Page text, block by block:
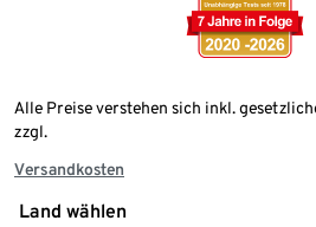
Alle Preise verstehen sich inkl.
zzgl.
Versandkosten
Land wählen